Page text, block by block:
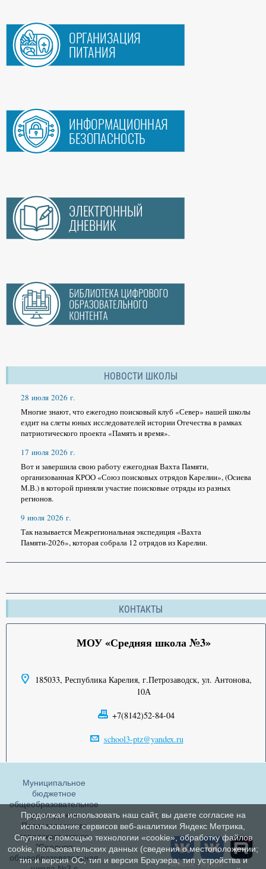
НОВОСТИ ШКОЛЫ
28 июля 2026 г.
Многие знают, что ежегодно поисковый клуб «Север» нашей школы
ездит на слеты юных исследователей истории Отечества в рамках
патриотического проекта «Память и время».
17 июля 2026 г.
Вот и завершила свою работу ежегодная Вахта Памяти,
организованная КРОО «Союз поисковых отрядов Карелии», (Осиева
М.В.) в которой приняли участие поисковые отряды из разных
регионов.
9 июля 2026 г.
Так называется Межрегиональная экспедиция «Вахта
Памяти-2026», которая собрала 12 отрядов из Карелии.
КОНТАКТЫ
МОУ «Средняя школа №3»
185033, Республика Карелия, г.Петрозаводск, ул. Антонова,
10А
+7(8142)52-84-04
school3-ptz@yandex.ru
Муниципальное
бюджетное
общеобразовательное
учреждение
Петрозаводского
городского округа
"Средняя
общеобразовательная
Продолжая использовать наш сайт, вы даете согласие на
использование сервисов веб-аналитики Яндекс Метрика,
Спутник с помощью технологии «cookie», обработку файлов
cookie, пользовательских данных (сведения о местоположении;
тип и версия ОС; тип и версия Браузера; тип устройства и